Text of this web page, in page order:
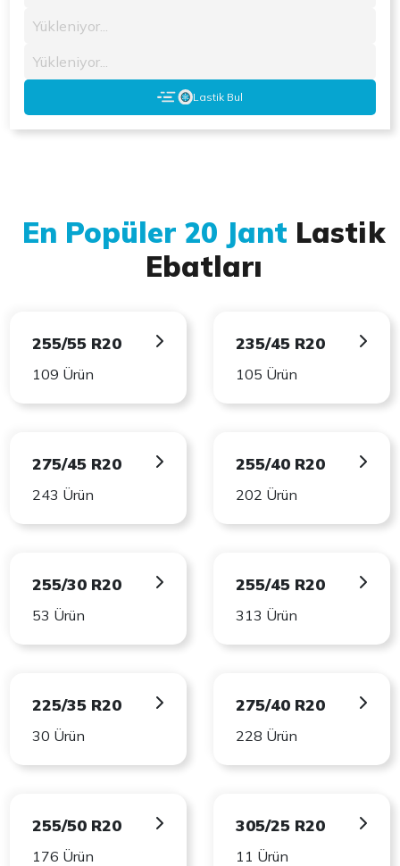
Yükleniyor...
Yükleniyor...
Lastik Bul
En Popüler 20 Jant Lastik
Ebatları
255/55 R20
109 Ürün
235/45 R20
105 Ürün
275/45 R20
243 Ürün
255/40 R20
202 Ürün
255/30 R20
53 Ürün
255/45 R20
313 Ürün
225/35 R20
30 Ürün
275/40 R20
228 Ürün
255/50 R20
176 Ürün
305/25 R20
11 Ürün